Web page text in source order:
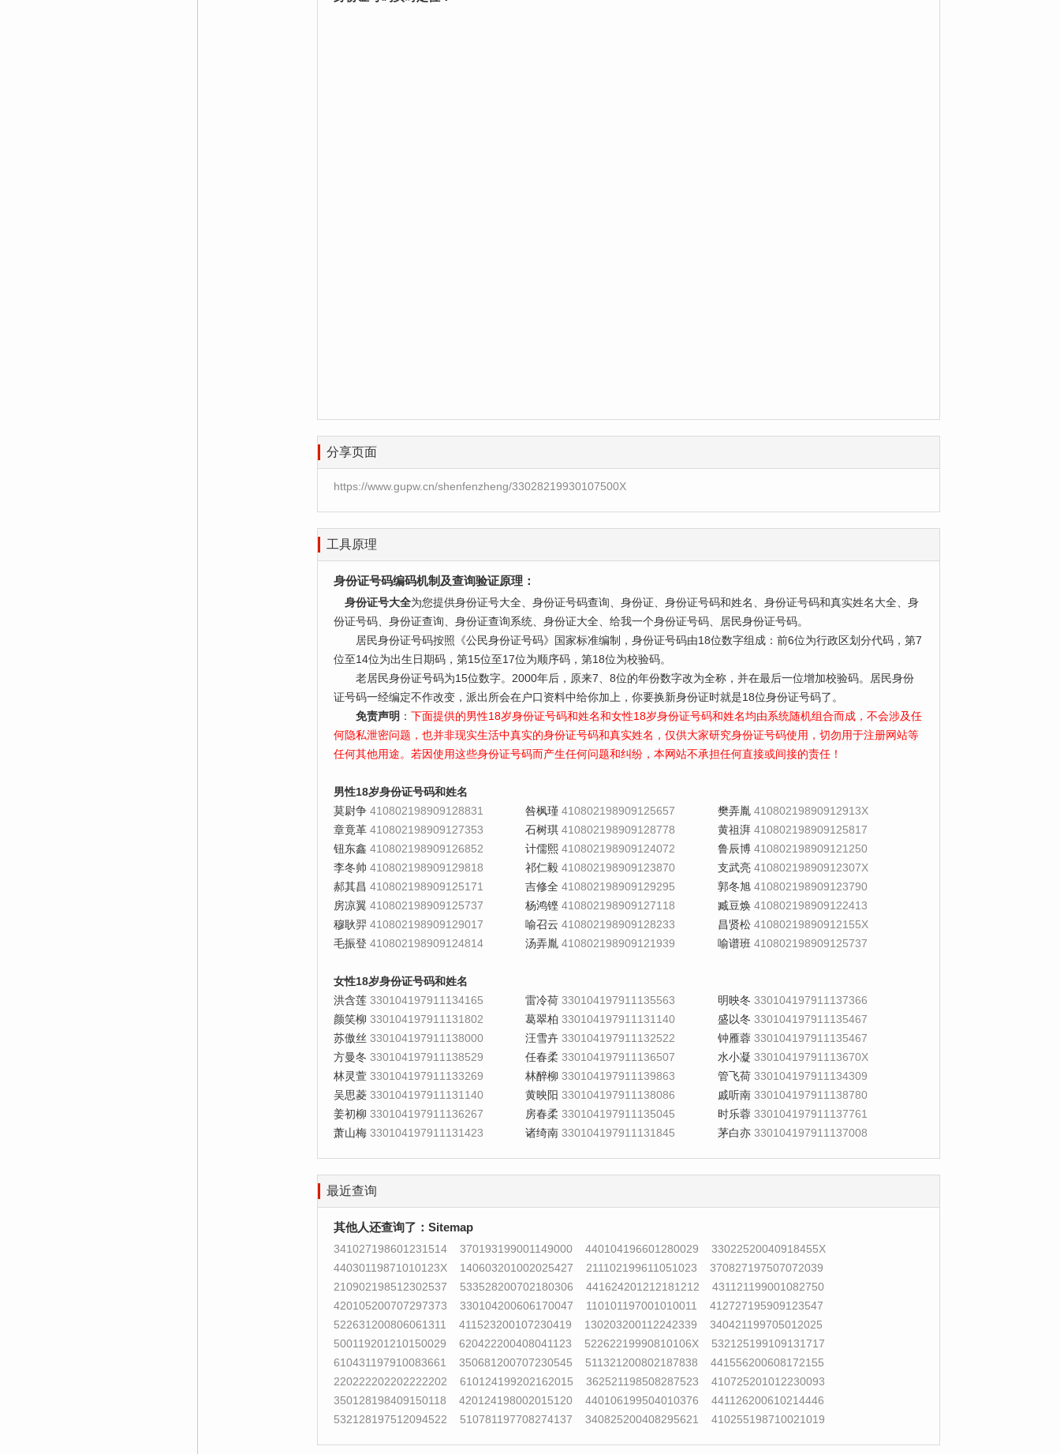
分享页面
https://www.gupw.cn/shenfenzheng/33028219930107500X
工具原理
身份证号码编码机制及查询验证原理：
身份证号大全为您提供身份证号大全、身份证号码查询、身份证、身份证号码和姓名、身份证号码和真实姓名大全、身
份证号码、身份证查询、身份证查询系统、身份证大全、给我一个身份证号码、居民身份证号码。
居民身份证号码按照《公民身份证号码》国家标准编制，身份证号码由18位数字组成：前6位为行政区划分代码，第7
位至14位为出生日期码，第15位至17位为顺序码，第18位为校验码。
老居民身份证号码为15位数字。2000年后，原来7、8位的年份数字改为全称，并在最后一位增加校验码。居民身份
证号码一经编定不作改变，派出所会在户口资料中给你加上，你要换新身份证时就是18位身份证号码了。
免责声明 ： 下面提供的男性18岁身份证号码和姓名和女性18岁身份证号码和姓名均由系统随机组合而成，不会涉及任
何隐私泄密问题，也并非现实生活中真实的身份证号码和真实姓名，仅供大家研究身份证号码使用，切勿用于注册网站等
任何其他用途。若因使用这些身份证号码而产生任何问题和纠纷，本网站不承担任何直接或间接的责任！
男性18岁身份证号码和姓名
莫尉争 410802198909128831 咎枫瑾 410802198909125657 樊弄胤 41080219890912913X
章竟革 410802198909127353 石树琪 410802198909128778 黄祖湃 410802198909125817
钮东鑫 410802198909126852 计儒熙 410802198909124072 鲁辰博 410802198909121250
李冬帅 410802198909129818 祁仁毅 410802198909123870 支武亮 41080219890912307X
郝其昌 410802198909125171 吉修全 410802198909129295 郭冬旭 410802198909123790
房凉翼 410802198909125737 杨鸿铿 410802198909127118 臧豆焕 410802198909122413
穆耿羿 410802198909129017 喻召云 410802198909128233 昌贤松 41080219890912155X
毛振登 410802198909124814 汤弄胤 410802198909121939 喻谱班 410802198909125737
女性18岁身份证号码和姓名
洪含莲 330104197911134165 雷冷荷 330104197911135563 明映冬 330104197911137366
颜笑柳 330104197911131802 葛翠柏 330104197911131140 盛以冬 330104197911135467
苏傲丝 330104197911138000 汪雪卉 330104197911132522 钟雁蓉 330104197911135467
方曼冬 330104197911138529 任春柔 330104197911136507 水小凝 33010419791113670X
林灵萱 330104197911133269 林醉柳 330104197911139863 管飞荷 330104197911134309
吴思菱 330104197911131140 黄映阳 330104197911138086 戚听南 330104197911138780
姜初柳 330104197911136267 房春柔 330104197911135045 时乐蓉 330104197911137761
萧山梅 330104197911131423 诸绮南 330104197911131845 茅白亦 330104197911137008
最近查询
其他人还查询了： Sitemap
341027198601231514 370193199001149000 440104196601280029
33022520040918455X
44030119871010123X
140603201002025427 211102199611051023
370827197507072039
210902198512302537
533528200702180306 441624201212181212
431121199001082750
420105200707297373
330104200606170047 110101197001010011
412727195909123547
522631200806061311
411523200107230419 130203200112242339
340421199705012025
500119201210150029
620422200408041123 52262219990810106X
532125199109131717
610431197910083661
350681200707230545 511321200802187838
441556200608172155
220222202202222202
610124199202162015 362521198508287523
410725201012230093
350128198409150118
420124198002015120 440106199504010376
441126200610214446
532128197512094522
510781197708274137 340825200408295621 410255198710021019